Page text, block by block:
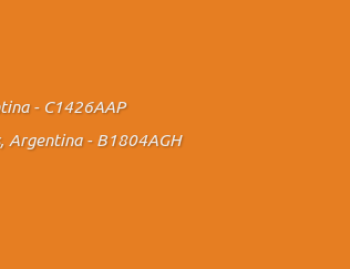
- C1426AAP
Argentina - B1804AGH